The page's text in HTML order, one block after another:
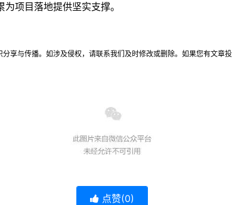
项目落地提供坚实支撑。
享与传播。如涉及侵权，请联系我们及时修改或删除。如果您有文章
点赞(0)